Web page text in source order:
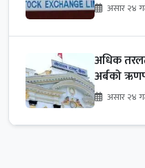
असार २४
अधिक
अर्बको
असार २४